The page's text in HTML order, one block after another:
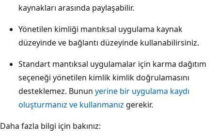
kaynakları arasında paylaşabilir.
Yönetilen kimliği mantıksal uygulama kaynak
düzeyinde ve bağlantı düzeyinde kullanabilirsiniz.
Standart mantıksal uygulamalar için karma dağıtım
seçeneği yönetilen kimlik kimlik doğrulamasını
desteklemez. Bunun yerine bir uygulama kaydı
oluşturmanız ve kullanmanız gerekir.
Daha fazla bilgi için bakınız: